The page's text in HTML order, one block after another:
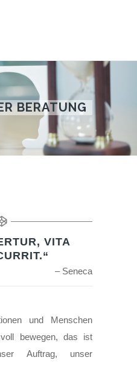
BERATUNG
VITA
– Seneca
und Menschen
bewegen, das ist
Auftrag, unser